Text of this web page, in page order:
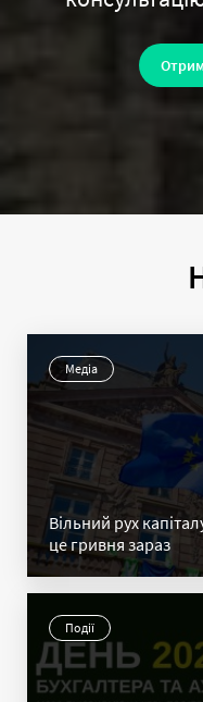
Медіа
Вільний рух
це гривня зараз
Події